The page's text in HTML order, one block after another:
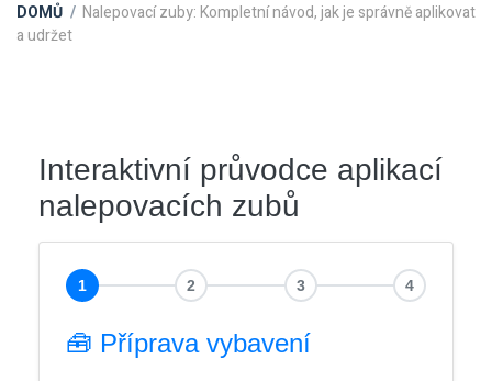
DOMŮ
Nalepovací zuby: Kompletní návod, jak je správně aplikovat
a udržet
Interaktivní průvodce aplikací
nalepovacích zubů
1 2 3 4
🧰 Příprava vybavení